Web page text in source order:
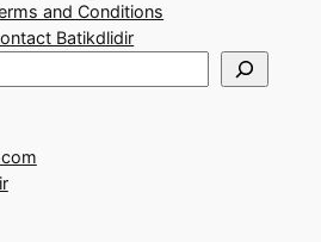
and Conditions
Batikdlidir